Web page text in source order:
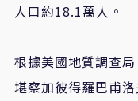
人口約18.1萬人。
根據美國地質調查
堪察加彼得羅巴甫